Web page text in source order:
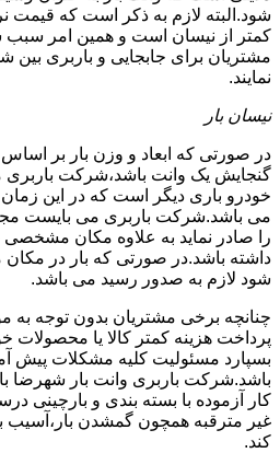
شود.البته لازم به ذکر است که قیمت
کمتر از نیسان است و همین امر سبب
مشتریان برای جابجایی و باربری بین
نمایند.
نیسان بار
در صورتی که ابعاد و وزن بار بر
گنجایش یک وانت باشد،شرکت
خودرو باری دیگر است که در این زمان
می باشد.شرکت باربری می بایست
را صادر نماید به علاوه مکان مشخصی
داشته باشد.در صورتی که بار در
شود لازم به صدور رسید می باشد.
چنانچه برخی مشتریان بدون توجه به
پرداخت هزینه کمتر کالا یا محصولات
بسپارد مسئولیت کلیه مشکلات پیش
باشد.شرکت باربری وانت بار شهرضا
کار آزموده با بسته بندی و بارچینی
غیر مترقبه همچون گمشدن بار،آسیب
کند.